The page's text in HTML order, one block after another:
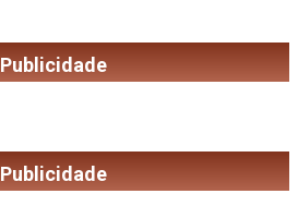
Publicidade
Publicidade